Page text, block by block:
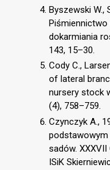
Byszewski W.,
dokarmiania
143, 15–30.
Cody C.,
of lateral
nursery stock
(4), 758–759.
Czynczyk A.,
podstawowym
sadów. XXXVII
ISiK